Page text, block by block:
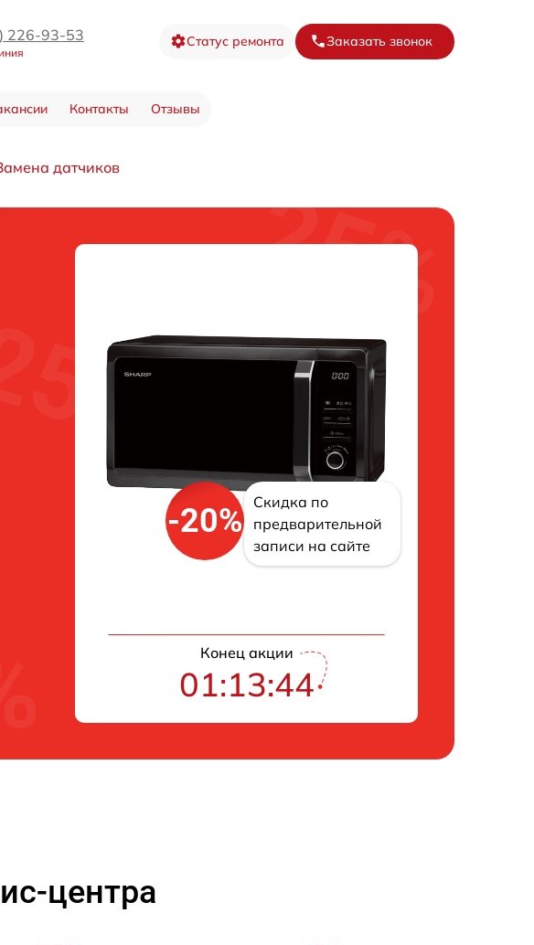
226-93-53 Статус ремонта Заказать звонок
Контакты Отзывы
датчиков
-20%
Скидка по
предварительной
записи на сайте
Конец акции
01:13:43
центра